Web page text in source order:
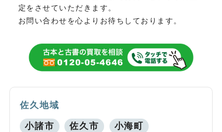
定をさせていただきます。
お問い合わせを心よりお待ちしております。
佐久地域
小諸市 佐久市 小海町